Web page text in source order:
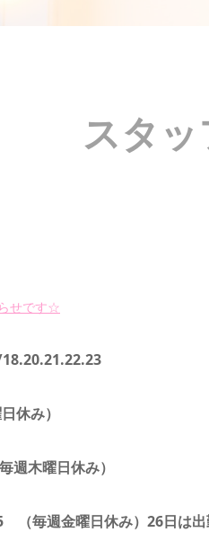
スタ
せです☆
休み）
木曜日休み）
（毎週金曜日休み）26日は